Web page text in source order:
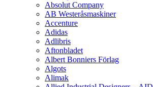
Absolut Company
AB Westeråsmaskiner
Accenture
Adidas
Adlibris
Aftonbladet
Albert Bonniers Förlag
Algots
Alimak